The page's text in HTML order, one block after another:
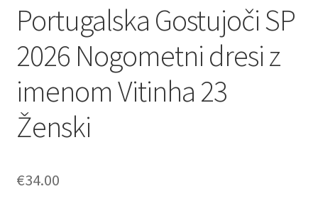
Portugalska Gostujoči SP
2026 Nogometni dresi z
imenom Vitinha 23
Ženski
€34.00